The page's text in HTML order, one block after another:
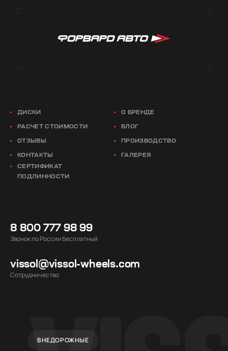
ДИСКИ О БРЕНДЕ
РАСЧЕТ СТОИМОСТИ БЛОГ
ОТЗЫВЫ ПРОИЗВОДСТВО
КОНТАКТЫ
ГАЛЕРЕЯ
СЕРТИФИКАТ
ПОДЛИННОСТИ
8 800 777 98 99
Звонок по России бесплатный
vissol@vissol-wheels.com
Cотрудничество
ВНЕДОРОЖНЫЕ